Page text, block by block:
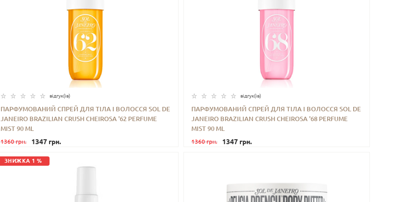
відгук(iв)
ПАРФУМОВАНИЙ СПРЕЙ ДЛЯ ТІЛА І ВОЛОССЯ SOL DE
JANEIRO BRAZILIAN CRUSH CHEIROSA '62 PERFUME
MIST 90 ML
1360 грн. 1347 грн.
-
відгук(iв)
ПАРФУМОВАНИЙ СПРЕЙ ДЛЯ ТІЛА І ВОЛОССЯ SOL DE
JANEIRO BRAZILIAN CRUSH CHEIROSA '68 PERFUME
MIST 90 ML
1360 грн. 1347 грн.
-
ЗНИЖКА 1 %